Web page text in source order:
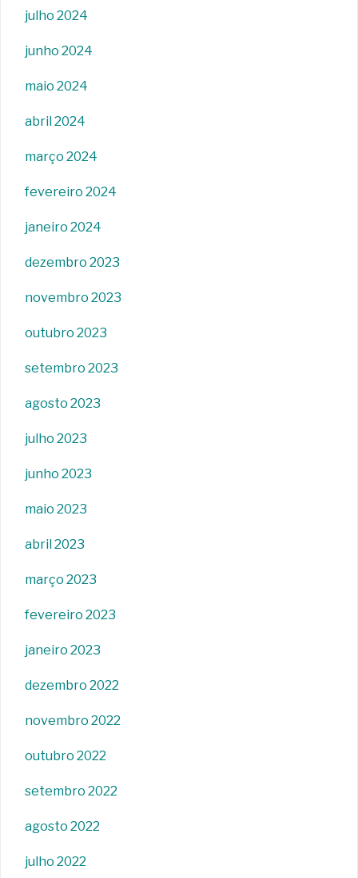
julho 2024
junho 2024
maio 2024
abril 2024
março 2024
fevereiro 2024
janeiro 2024
dezembro 2023
novembro 2023
outubro 2023
setembro 2023
agosto 2023
julho 2023
junho 2023
maio 2023
abril 2023
março 2023
fevereiro 2023
janeiro 2023
dezembro 2022
novembro 2022
outubro 2022
setembro 2022
agosto 2022
julho 2022